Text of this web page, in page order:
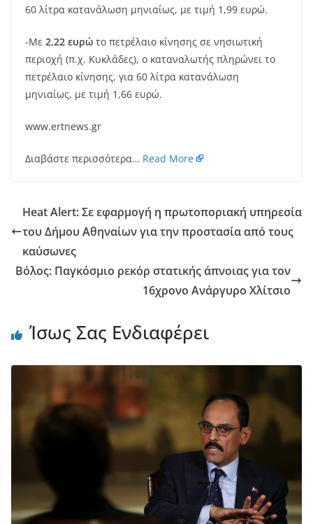
60 λίτρα κατανάλωση μηνιαίως, με τιμή 1,99 ευρώ.
-Με 2,22 ευρώ το πετρέλαιο κίνησης σε νησιωτική
περιοχή (π.χ. Κυκλάδες), ο καταναλωτής πληρώνει το
πετρέλαιο κίνησης, για 60 λίτρα κατανάλωση
μηνιαίως, με τιμή 1,66 ευρώ.
www.ertnews.gr
Διαβάστε περισσότερα… Read More
Heat Alert: Σε εφαρμογή η πρωτοποριακή υπηρεσία
του Δήμου Αθηναίων για την προστασία από τους
καύσωνες
Βόλος: Παγκόσμιο ρεκόρ στατικής άπνοιας για τον
16χρονο Ανάργυρο Χλίτσιο
Ίσως Σας Ενδιαφέρει